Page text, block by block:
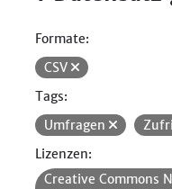
Formate:
CSV
Tags:
Umfragen
Lizenzen:
Creative Commons